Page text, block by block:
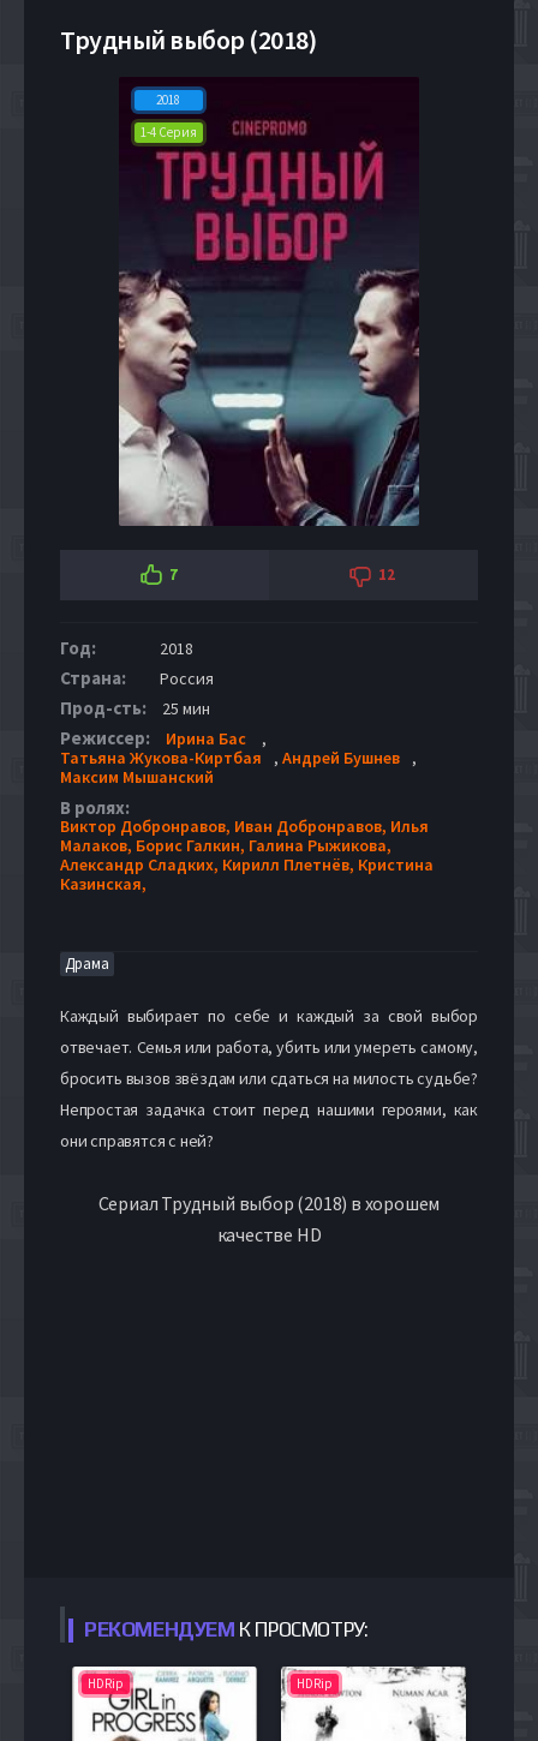
Трудный выбор (2018)
2018
1-4 Серия
7 12
Год: 2018
Страна: Россия
Прод-сть: 25 мин
Режиссер: Ирина Бас
,
Татьяна Жукова-Киртбая
, Андрей Бушнев
,
Максим Мышанский
В ролях:
Виктор Добронравов, Иван Добронравов, Илья
Малаков, Борис Галкин, Галина Рыжикова,
Александр Сладких, Кирилл Плетнёв, Кристина
Казинская,
Драма
Каждый выбирает по себе и каждый за свой выбор
отвечает. Семья или работа, убить или умереть самому,
бросить вызов звёздам или сдаться на милость судьбе?
Непростая задачка стоит перед нашими героями, как
они справятся с ней?
Сериал Трудный выбор (2018) в хорошем
качестве HD
РЕКОМЕНДУЕМ К ПРОСМОТРУ:
HDRip HDRip